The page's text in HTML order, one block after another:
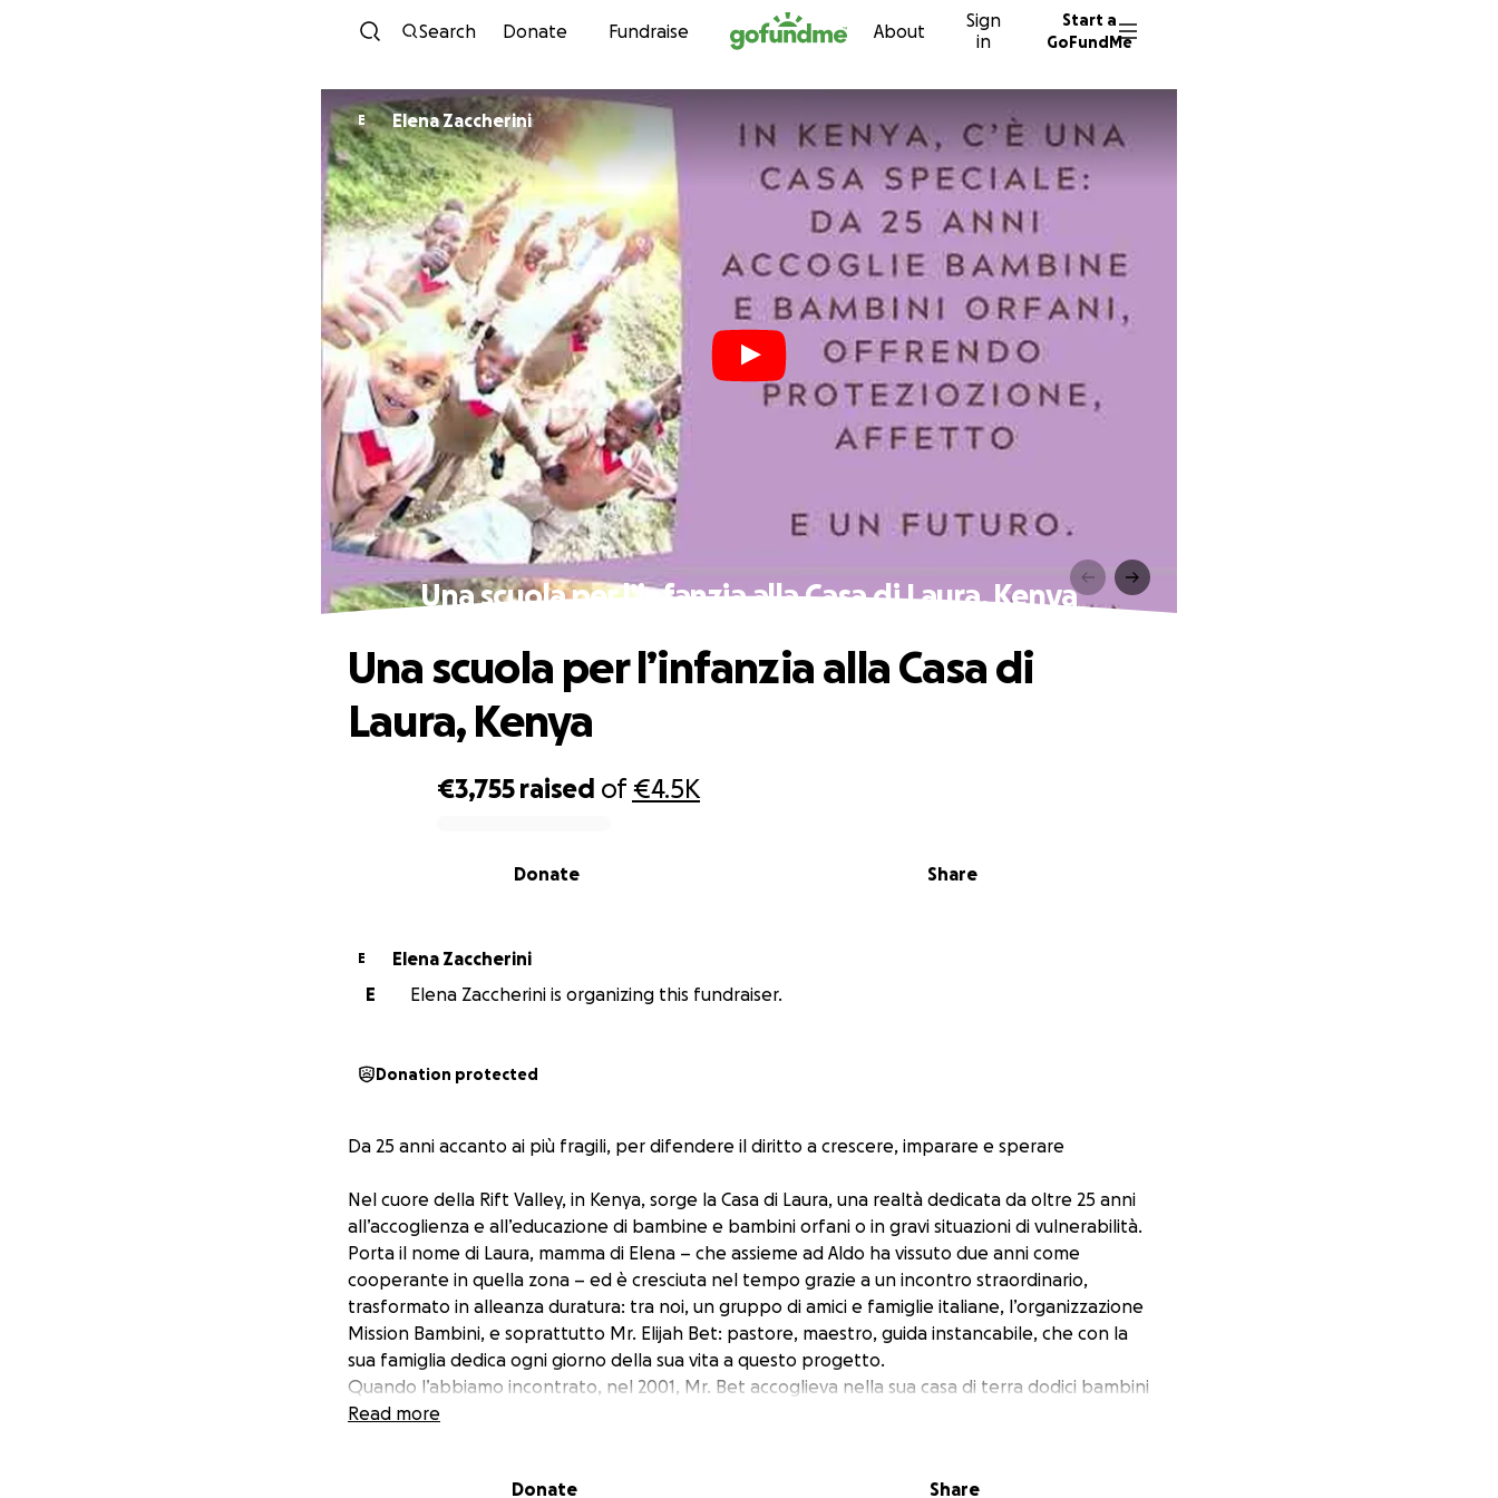
Skip to content
Search Donate Fundraise About
Sign
in
Start a
GoFundMe
E Elena Zaccherini
Una scuola per l’infanzia alla Casa di Laura, Kenya
€3,755 raised of€4.5K
Share
Donate
Una scuola per l’infanzia alla Casa di
Laura, Kenya
E
Elena Zaccherini
E
Elena Zaccherini is organizing this fundraiser.
Donation protected
Da 25 anni accanto ai più fragili, per difendere il diritto a crescere, imparare e sperare
Nel cuore della Rift Valley, in Kenya, sorge la Casa di Laura, una realtà dedicata da oltre 25 anni
all’accoglienza e all’educazione di bambine e bambini orfani o in gravi situazioni di vulnerabilità.
Porta il nome di Laura, mamma di Elena – che assieme ad Aldo ha vissuto due anni come
cooperante in quella zona – ed è cresciuta nel tempo grazie a un incontro straordinario,
trasformato in alleanza duratura: tra noi, un gruppo di amici e famiglie italiane, l’organizzazione
Mission Bambini, e soprattutto Mr. Elijah Bet: pastore, maestro, guida instancabile, che con la
sua famiglia dedica ogni giorno della sua vita a questo progetto.
Quando l’abbiamo incontrato, nel 2001, Mr. Bet accoglieva nella sua casa di terra dodici bambini
orfani, offrendo loro cibo, affetto e la possibilità di frequentare la sua scuola: la Mosop Mission
affiancati con rispetto a questo progetto profondamente keniano, dal quale abbiamo solo
Read more
Donate Share